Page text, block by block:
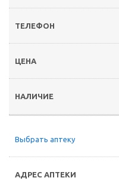
Выбрать аптеку